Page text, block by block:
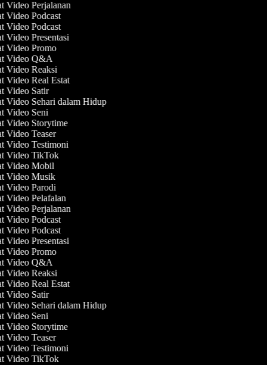
Video Perjalanan
Video Podcast
Video Podcast
Video Presentasi
Video Promo
Video Q&A
Video Reaksi
Video Real Estat
Video Satir
Video Sehari dalam Hidup
Video Seni
Video Storytime
Video Teaser
Video Testimoni
Video TikTok
Video Mobil
Video Musik
Video Parodi
Video Pelafalan
Video Perjalanan
Video Podcast
Video Podcast
Video Presentasi
Video Promo
Video Q&A
Video Reaksi
Video Real Estat
Video Satir
Video Sehari dalam Hidup
Video Seni
Video Storytime
Video Teaser
Video Testimoni
Video TikTok